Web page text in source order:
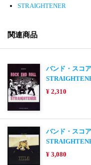
STRAIGHTENER
関連商品
バンド・スコア
¥ 2,310
バンド・スコア
¥ 3,080